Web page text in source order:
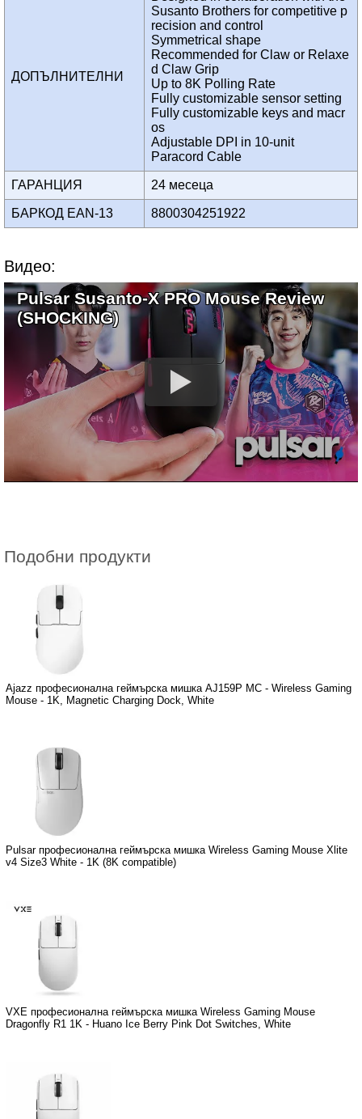
ДОПЪЛНИТЕЛНИ
Susanto Brothers for competitive p
recision and control
Symmetrical shape
Recommended for Claw or Relaxe
d Claw Grip
Up to 8K Polling Rate
Fully customizable sensor setting
Fully customizable keys and macr
os
Adjustable DPI in 10-unit
Paracord Cable
ГАРАНЦИЯ 24 месеца
БАРКОД EAN-13 8800304251922
Видео:
Pulsar Susanto-X PRO Mouse Review
(SHOCKING)
Подобни продукти
Ajazz професионална геймърска мишка AJ159P MC - Wireless Gaming
Mouse - 1K, Magnetic Charging Dock, White
Pulsar професионална геймърска мишка Wireless Gaming Mouse Xlite
v4 Size3 White - 1K (8K compatible)
VXE професионална геймърска мишка Wireless Gaming Mouse
Dragonfly R1 1K - Huano Ice Berry Pink Dot Switches, White